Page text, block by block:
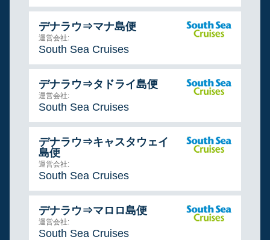
デナラウ⇒マナ島便
運営会社:
South Sea Cruises
デナラウ⇒タドライ島便
運営会社:
South Sea Cruises
デナラウ⇒キャスタウェイ
島便
運営会社:
South Sea Cruises
デナラウ⇒マロロ島便
運営会社:
South Sea Cruises